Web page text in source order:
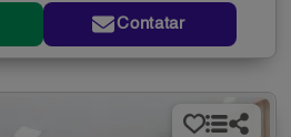
Contatar